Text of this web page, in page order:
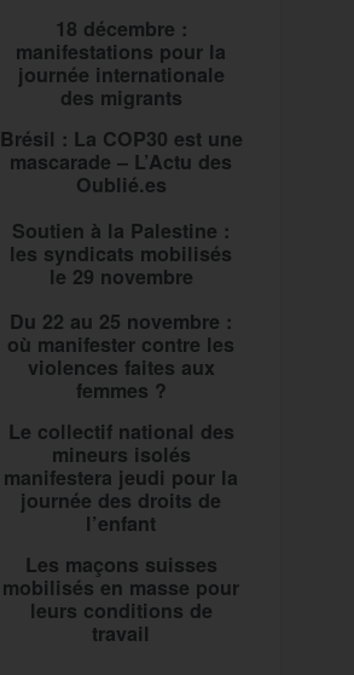
18 décembre :
manifestations pour la
journée internationale
des migrants
Brésil : La COP30 est une
mascarade – L’Actu des
Oublié.es
Soutien à la Palestine :
les syndicats mobilisés
le 29 novembre
Du 22 au 25 novembre :
où manifester contre les
violences faites aux
femmes ?
Le collectif national des
mineurs isolés
manifestera jeudi pour la
journée des droits de
l’enfant
Les maçons suisses
mobilisés en masse pour
leurs conditions de
travail